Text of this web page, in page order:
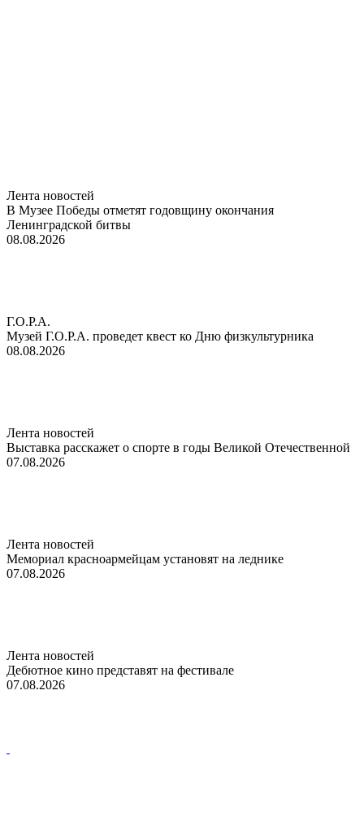
Лента новостей
В Музее Победы отметят годовщину окончания
Ленинградской битвы
08.08.2026
Г.О.Р.А.
Музей Г.О.Р.А. проведет квест ко Дню физкультурника
08.08.2026
Лента новостей
Выставка расскажет о спорте в годы Великой Отечественной
07.08.2026
Лента новостей
Мемориал красноармейцам установят на леднике
07.08.2026
Лента новостей
Дебютное кино представят на фестивале
07.08.2026